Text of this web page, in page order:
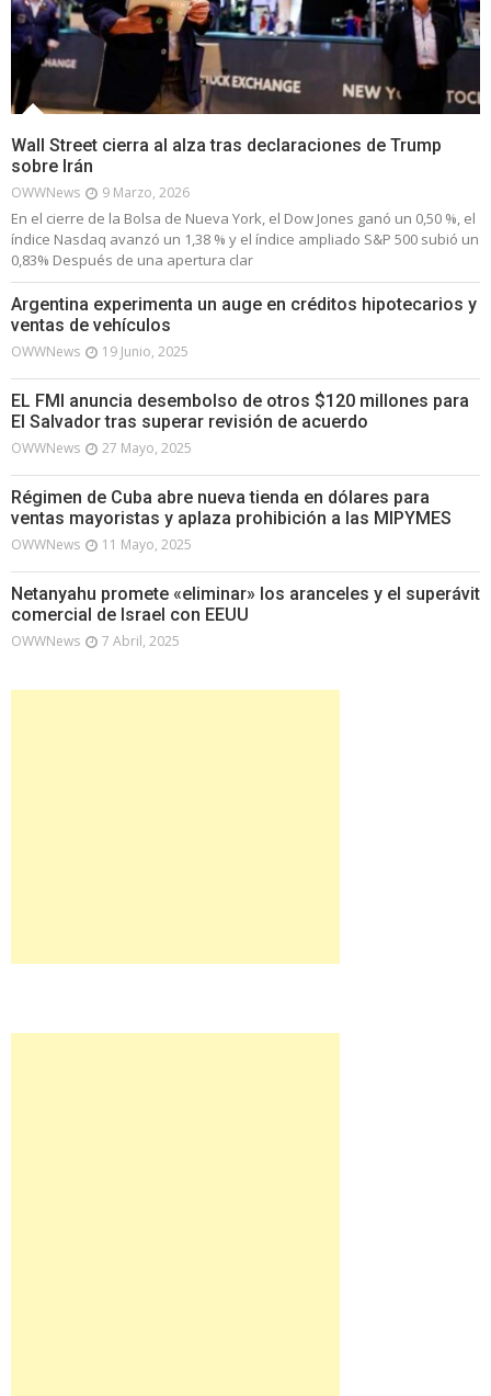
Wall Street cierra al alza tras declaraciones de Trump
sobre Irán
OWWNews 9 Marzo, 2026
En el cierre de la Bolsa de Nueva York, el Dow Jones ganó un 0,50 %, el
índice Nasdaq avanzó un 1,38 % y el índice ampliado S&P 500 subió un
0,83% Después de una apertura clar
Argentina experimenta un auge en créditos hipotecarios y
ventas de vehículos
OWWNews 19 Junio, 2025
EL FMI anuncia desembolso de otros $120 millones para
El Salvador tras superar revisión de acuerdo
OWWNews 27 Mayo, 2025
Régimen de Cuba abre nueva tienda en dólares para
ventas mayoristas y aplaza prohibición a las MIPYMES
OWWNews 11 Mayo, 2025
Netanyahu promete «eliminar» los aranceles y el superávit
comercial de Israel con EEUU
OWWNews 7 Abril, 2025